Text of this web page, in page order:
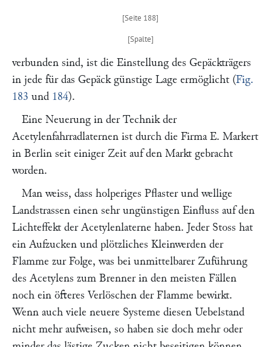
verbunden sind, ist die Einstellung des Gepäckträgers
in jede für das Gepäck günstige Lage ermöglicht (Fig.
183 und 184).
Eine Neuerung in der Technik der
Acetylenfahrradlaternen ist durch die Firma E. Markert
in Berlin seit einiger Zeit auf den Markt gebracht
worden.
Man weiss, dass holperiges Pflaster und wellige
Landstrassen einen sehr ungünstigen Einfluss auf den
Lichteffekt der Acetylenlaterne haben. Jeder Stoss hat
ein Aufzucken und plötzliches Kleinwerden der
Flamme zur Folge, was bei unmittelbarer Zuführung
des Acetylens zum Brenner in den meisten Fällen
noch ein öfteres Verlöschen der Flamme bewirkt.
Wenn auch viele neuere Systeme diesen Uebelstand
nicht mehr aufweisen, so haben sie doch mehr oder